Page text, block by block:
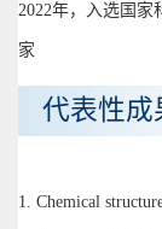
2022年，入选国
家
代表性成
1. Chemical